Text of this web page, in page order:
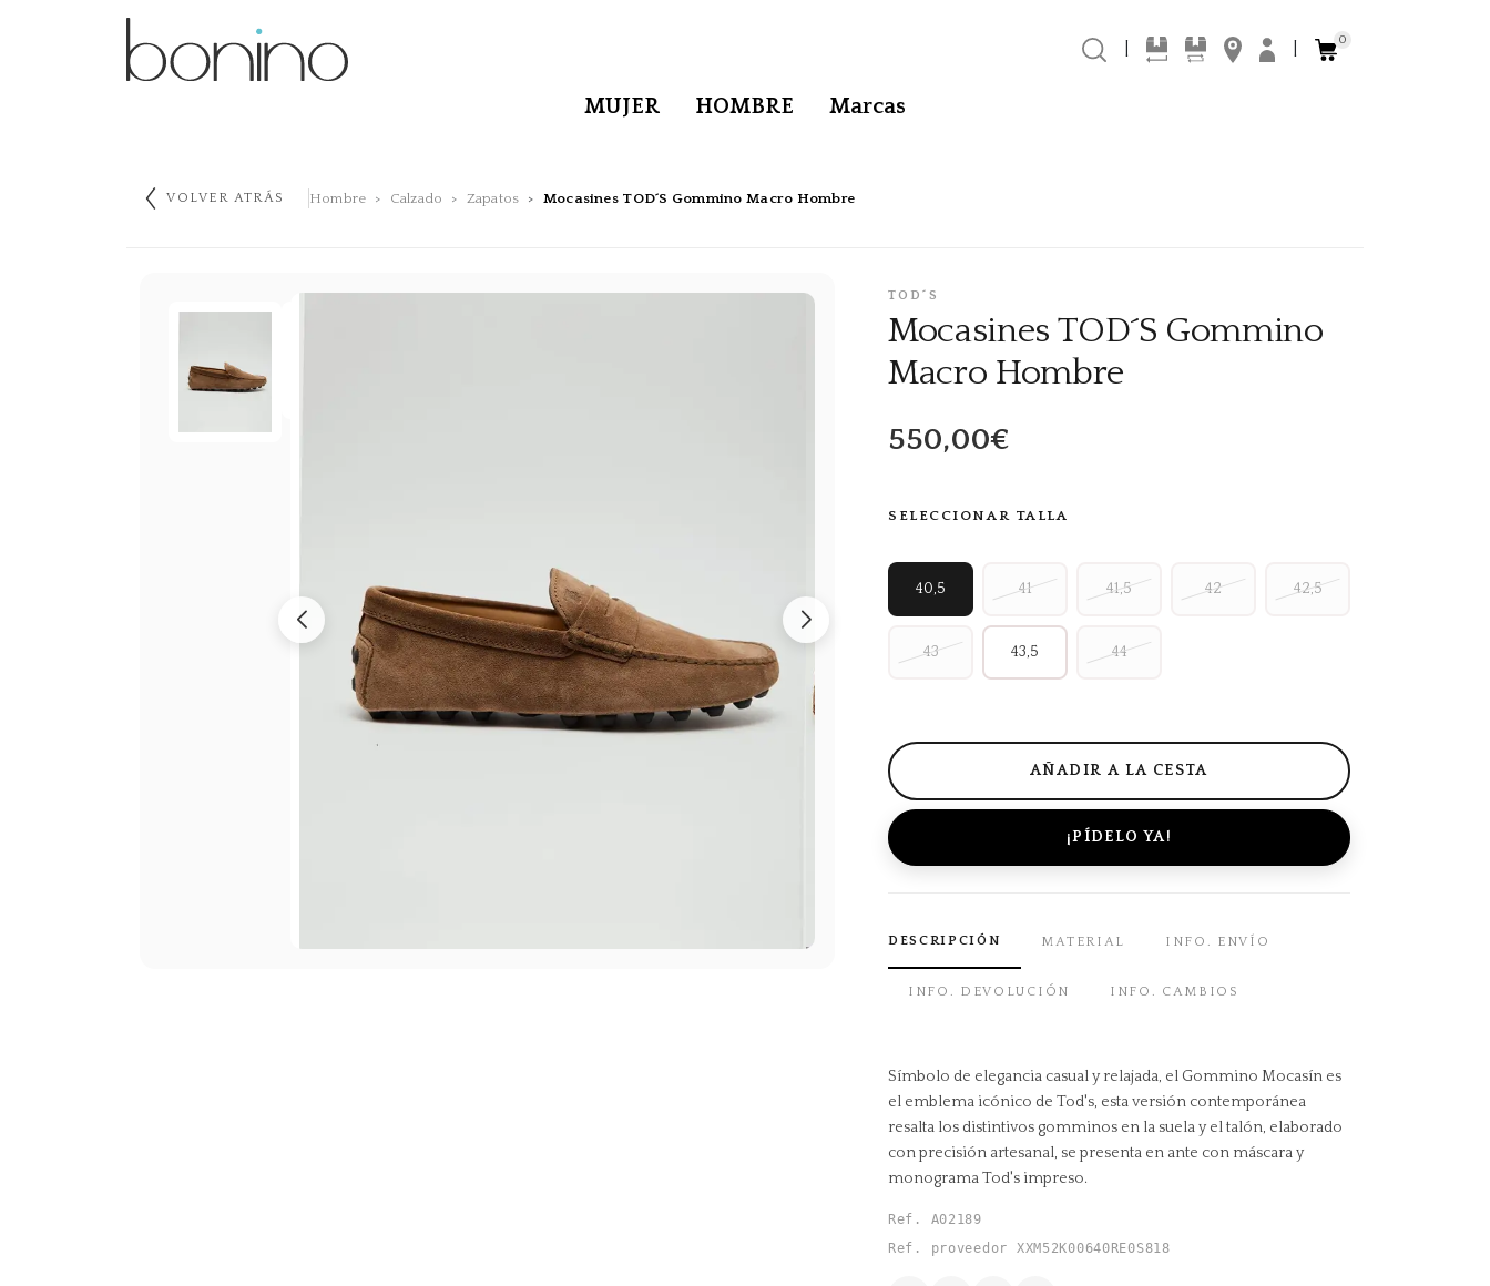
0
MUJER HOMBRE Marcas
VOLVER ATRÁS Hombre Calzado Zapatos Mocasines TOD´S Gommino Macro Hombre
TOD´S
Mocasines TOD´S Gommino
Macro Hombre
550,00€
SELECCIONAR TALLA
40,5 41 41,5 42 42,5
43 43,5 44
¡PÍDELO YA!
DESCRIPCIÓN MATERIAL INFO. ENVÍO
INFO. DEVOLUCIÓN INFO. CAMBIOS
Símbolo de elegancia casual y relajada, el Gommino Mocasín es
el emblema icónico de Tod's, esta versión contemporánea
resalta los distintivos gomminos en la suela y el talón, elaborado
con precisión artesanal, se presenta en ante con máscara y
monograma Tod's impreso.
Ref. A02189
Ref. proveedor XXM52K00640RE0S818